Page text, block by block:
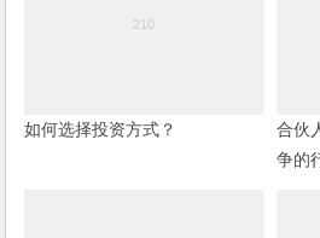
如何选择投资方式？
合伙
争的